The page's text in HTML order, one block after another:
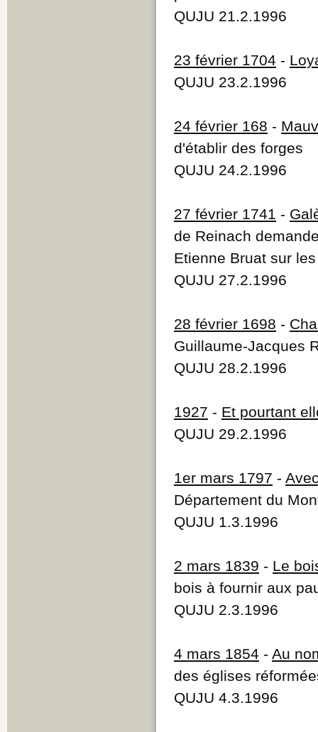
QUJU 21.2.1996
23 février 1704 -
QUJU 23.2.1996
24 février 168 -
d'établir des forges
QUJU 24.2.1996
27 février 1741 -
de Reinach
Etienne Bruat sur
QUJU 27.2.1996
28 février 1698 -
Guillaume-Jacques
QUJU 28.2.1996
1927 - Et pourtant
QUJU 29.2.1996
1er mars 1797 -
Département du
QUJU 1.3.1996
2 mars 1839 - Le
bois à fournir aux
QUJU 2.3.1996
4 mars 1854 - Au
des églises
QUJU 4.3.1996